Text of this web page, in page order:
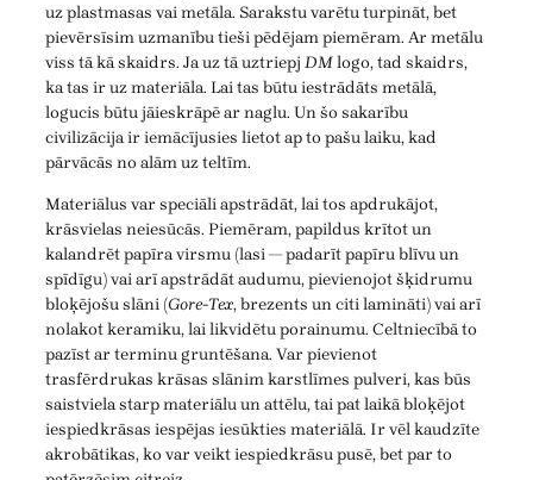
uz plastmasas vai metāla. Sarakstu varētu turpināt, bet
pievērsīsim uzmanību tieši pēdējam piemēram. Ar metālu
viss tā kā skaidrs. Ja uz tā uztriepj DMlogo, tad skaidrs,
ka tas ir uz materiāla. Lai tas būtu iestrādāts metālā,
logucis būtu jāieskrāpē ar naglu. Un šo sakarību
civilizācija ir iemācījusies lietot ap to pašu laiku, kad
pārvācās no alām uz teltīm.
Materiālus var speciāli apstrādāt, lai tos apdrukājot,
krāsvielas neiesūcās. Piemēram, papildus krītot un
kalandrēt papīra virsmu (lasi — padarīt papīru blīvu un
spīdīgu) vai arī apstrādāt audumu, pievienojot šķidrumu
bloķējošu slāni (Gore-Tex, brezents un citi lamināti) vai arī
nolakot keramiku, lai likvidētu porainumu. Celtniecībā to
pazīst ar terminu gruntēšana. Var pievienot
trasfērdrukas krāsas slānim karstlīmes pulveri, kas būs
saistviela starp materiālu un attēlu, tai pat laikā bloķējot
iespiedkrāsas iespējas iesūkties materiālā. Ir vēl kaudzīte
akrobātikas, ko var veikt iespiedkrāsu pusē, bet par to